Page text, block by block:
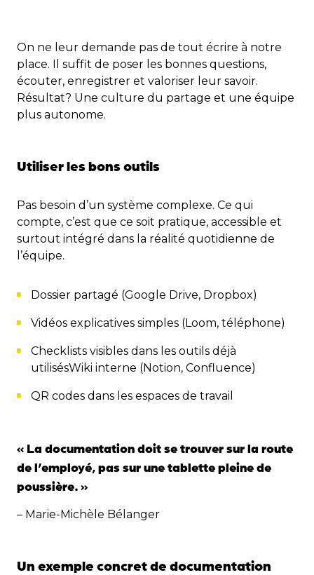
On ne leur demande pas de tout écrire à notre
place. Il suffit de poser les bonnes questions,
écouter, enregistrer et valoriser leur savoir.
Résultat? Une culture du partage et une équipe
plus autonome.
Utiliser les bons outils
Pas besoin d’un système complexe. Ce qui
compte, c’est que ce soit pratique, accessible et
surtout intégré dans la réalité quotidienne de
l’équipe.
Dossier partagé (Google Drive, Dropbox)
Vidéos explicatives simples (Loom, téléphone)
Checklists visibles dans les outils déjà
utilisésWiki interne (Notion, Confluence)
QR codes dans les espaces de travail
« La documentation doit se trouver sur la route
de l’employé, pas sur une tablette pleine de
poussière. »
– Marie-Michèle Bélanger
Un exemple concret de documentation